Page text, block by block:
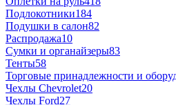
Подлокотники184
Подушки в салон82
Распродажа10
Сумки и органайзеры83
Тенты58
Торговые принадлежности и
Чехлы Chevrolet20
Чехлы Ford27